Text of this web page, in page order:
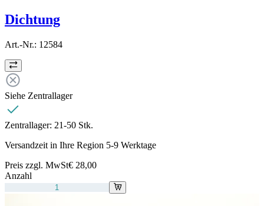
Dichtung
Art.-Nr.: 12584
Siehe Zentrallager
Zentrallager: 21-50 Stk.
Versandzeit in Ihre Region 5-9 Werktage
Preis zzgl. MwSt€ 28,00
Anzahl